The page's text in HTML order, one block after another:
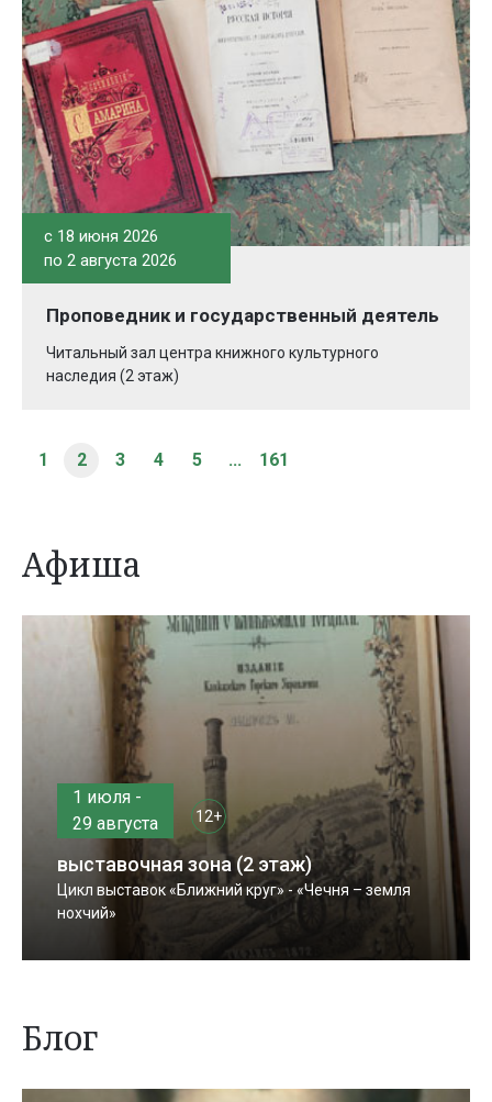
c 18 июня 2026
по 2 августа 2026
Проповедник и государственный деятель
Читальный зал центра книжного культурного
наследия (2 этаж)
1 2 3 4 5 ... 161
Афиша
1 июля -
29 августа
12+
выставочная зона (2 этаж)
Цикл выставок «Ближний круг» - «Чечня – земля
нохчий»
Блог